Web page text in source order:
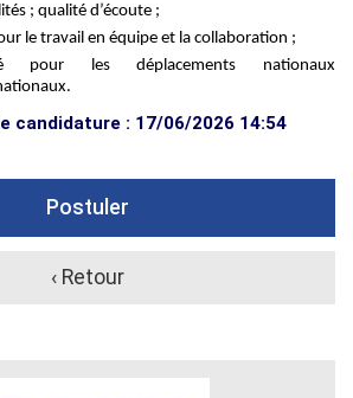
; qualité d’écoute ;
le travail en équipeet la collaboration ;
pour les déplacements nationaux
.
candidature : 17/06/2026 14:54
Postuler
‹ Retour